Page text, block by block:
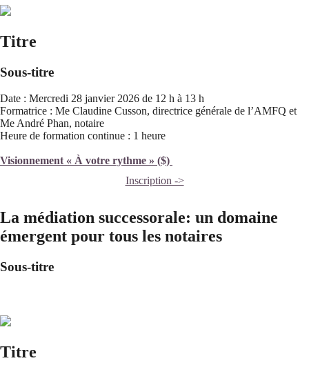
Titre
Sous-titre
Date : Mercredi 28 janvier 2026 de 12 h à 13 h
Formatrice : Me Claudine Cusson, directrice générale de l’AMFQ et
Me André Phan, notaire
Heure de formation continue : 1 heure
Visionnement « À votre rythme » ($)
Inscription ->
La médiation successorale: un domaine
émergent pour tous les notaires
Sous-titre
Titre